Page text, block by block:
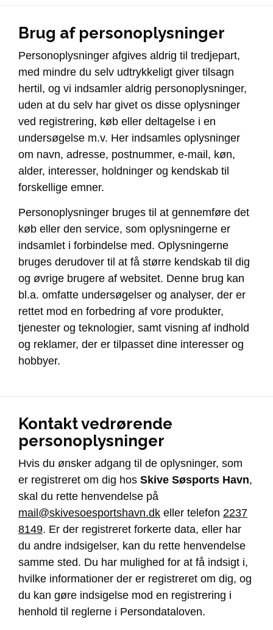
Brug af personoplysninger
Personoplysninger afgives aldrig til tredjepart,
med mindre du selv udtrykkeligt giver tilsagn
hertil, og vi indsamler aldrig personoplysninger,
uden at du selv har givet os disse oplysninger
ved registrering, køb eller deltagelse i en
undersøgelse m.v. Her indsamles oplysninger
om navn, adresse, postnummer, e-mail, køn,
alder, interesser, holdninger og kendskab til
forskellige emner.
Personoplysninger bruges til at gennemføre det
køb eller den service, som oplysningerne er
indsamlet i forbindelse med. Oplysningerne
bruges derudover til at få større kendskab til dig
og øvrige brugere af websitet. Denne brug kan
bl.a. omfatte undersøgelser og analyser, der er
rettet mod en forbedring af vore produkter,
tjenester og teknologier, samt visning af indhold
og reklamer, der er tilpasset dine interesser og
hobbyer.
Kontakt vedrørende
personoplysninger
Hvis du ønsker adgang til de oplysninger, som
er registreret om dig hos Skive Søsports Havn,
skal du rette henvendelse på
mail@skivesoesportshavn.dk eller telefon 2237
8149. Er der registreret forkerte data, eller har
du andre indsigelser, kan du rette henvendelse
samme sted. Du har mulighed for at få indsigt i,
hvilke informationer der er registreret om dig, og
du kan gøre indsigelse mod en registrering i
henhold til reglerne i Persondataloven.